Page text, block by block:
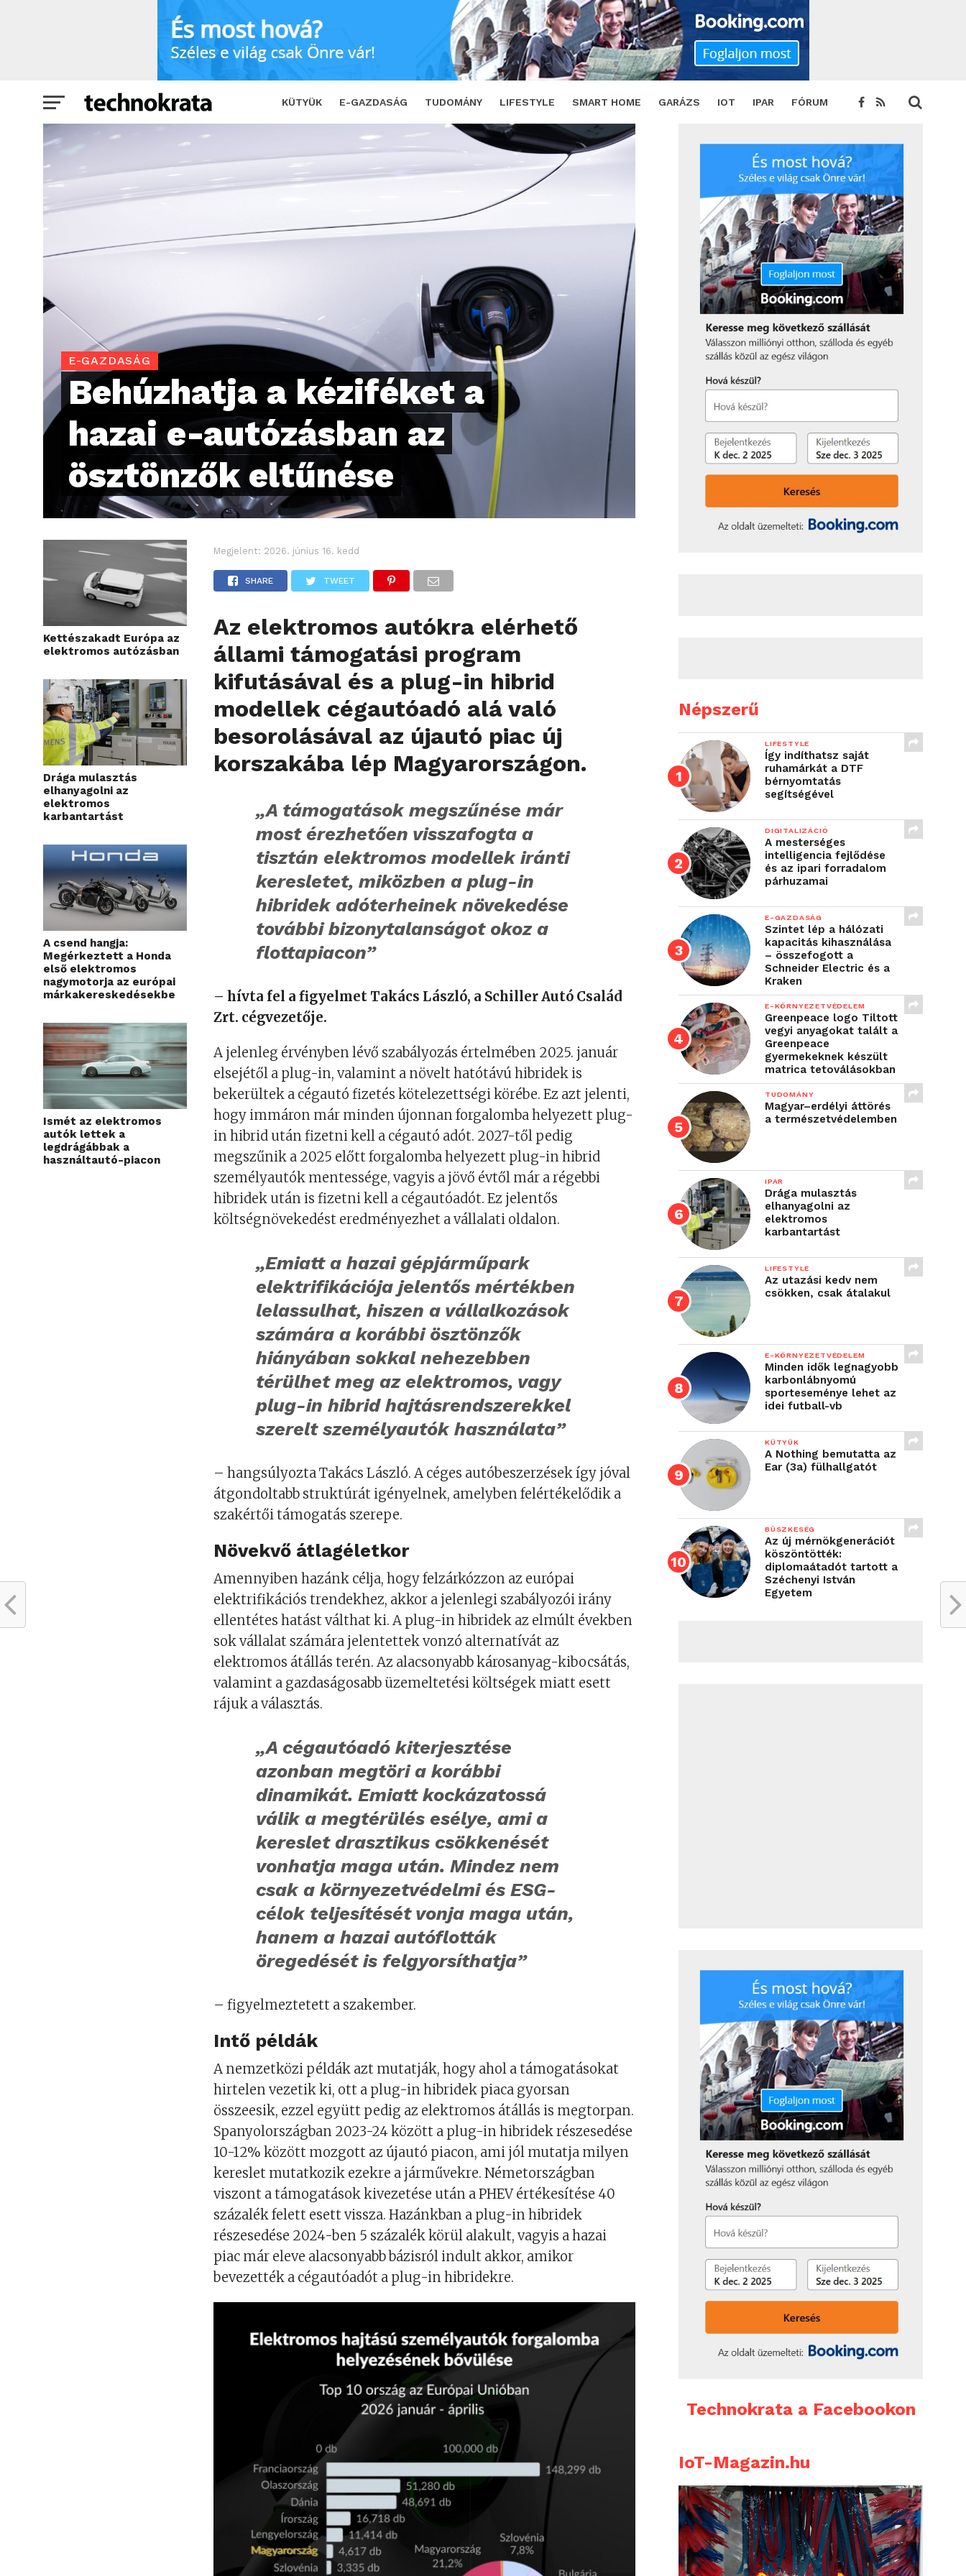
KÜTYÜK E-GAZDASÁG TUDOMÁNY LIFESTYLE SMART HOME GARÁZS IOT IPAR FÓRUM
Behúzhatja a kéziféket a hazai e-autózásban az ösztönzők eltűnése SHARE TWEET
E-GAZDASÁG
Behúzhatja a kéziféket a
hazai e-autózásban az
ösztönzők eltűnése
Kettészakadt Európa az
elektromos autózásban
Drága mulasztás
elhanyagolni az
elektromos
karbantartást
A csend hangja:
Megérkeztett a Honda
első elektromos
nagymotorja az európai
márkakereskedésekbe
Ismét az elektromos
autók lettek a
legdrágábbak a
használtautó-piacon
Megjelent: 2026. június 16. kedd
SHARE TWEET
Az elektromos autókra elérhető
állami támogatási program
kifutásával és a plug-in hibrid
modellek cégautóadó alá való
besorolásával az újautó piac új
korszakába lép Magyarországon.
„A támogatások megszűnése már
most érezhetően visszafogta a
tisztán elektromos modellek iránti
keresletet, miközben a plug-in
hibridek adóterheinek növekedése
további bizonytalanságot okoz a
flottapiacon”
– hívta fel a figyelmet Takács László, a Schiller Autó Család
Zrt. cégvezetője.
A jelenleg érvényben lévő szabályozás értelmében 2025. január
elsejétől a plug-in, valamint a növelt hatótávú hibridek is
bekerültek a cégautó fizetés kötelezettségi körébe. Ez azt jelenti,
hogy immáron már minden újonnan forgalomba helyezett plug-
in hibrid után fizetni kell a cégautó adót. 2027-től pedig
megszűnik a 2025 előtt forgalomba helyezett plug-in hibrid
személyautók mentessége, vagyis a jövő évtől már a régebbi
hibridek után is fizetni kell a cégautóadót. Ez jelentős
költségnövekedést eredményezhet a vállalati oldalon.
„Emiatt a hazai gépjárműpark
elektrifikációja jelentős mértékben
lelassulhat, hiszen a vállalkozások
számára a korábbi ösztönzők
hiányában sokkal nehezebben
térülhet meg az elektromos, vagy
plug-in hibrid hajtásrendszerekkel
szerelt személyautók használata”
– hangsúlyozta Takács László. A céges autóbeszerzések így jóval
átgondoltabb struktúrát igényelnek, amelyben felértékelődik a
szakértői támogatás szerepe.
Növekvő átlagéletkor
Amennyiben hazánk célja, hogy felzárkózzon az európai
elektrifikációs trendekhez, akkor a jelenlegi szabályozói irány
ellentétes hatást válthat ki. A plug-in hibridek az elmúlt években
sok vállalat számára jelentettek vonzó alternatívát az
elektromos átállás terén. Az alacsonyabb károsanyag-kibocsátás,
valamint a gazdaságosabb üzemeltetési költségek miatt esett
rájuk a választás.
„A cégautóadó kiterjesztése
azonban megtöri a korábbi
dinamikát. Emiatt kockázatossá
válik a megtérülés esélye, ami a
kereslet drasztikus csökkenését
vonhatja maga után. Mindez nem
csak a környezetvédelmi és ESG-
célok teljesítését vonja maga után,
hanem a hazai autóflották
öregedését is felgyorsíthatja”
– figyelmeztetett a szakember.
Intő példák
A nemzetközi példák azt mutatják, hogy ahol a támogatásokat
hirtelen vezetik ki, ott a plug-in hibridek piaca gyorsan
összeesik, ezzel együtt pedig az elektromos átállás is megtorpan.
Spanyolországban 2023-24 között a plug-in hibridek részesedése
10-12% között mozgott az újautó piacon, ami jól mutatja milyen
kereslet mutatkozik ezekre a járművekre. Németországban
viszont a támogatások kivezetése után a PHEV értékesítése 40
százalék felett esett vissza. Hazánkban a plug-in hibridek
részesedése 2024-ben 5 százalék körül alakult, vagyis a hazai
piac már eleve alacsonyabb bázisról indult akkor, amikor
bevezették a cégautóadót a plug-in hibridekre.
Népszerű
LIFESTYLE
Így indíthatsz saját
ruhamárkát a DTF
bérnyomtatás
segítségével
DIGITALIZÁCIÓ
A mesterséges
intelligencia fejlődése
és az ipari forradalom
párhuzamai
E-GAZDASÁG
Szintet lép a hálózati
kapacitás kihasználása
– összefogott a
Schneider Electric és a
Kraken
E-KÖRNYEZETVÉDELEM
Greenpeace logo Tiltott
vegyi anyagokat talált a
Greenpeace
gyermekeknek készült
matrica tetoválásokban
TUDOMÁNY
Magyar–erdélyi áttörés
a természetvédelemben
IPAR
Drága mulasztás
elhanyagolni az
elektromos
karbantartást
LIFESTYLE
Az utazási kedv nem
csökken, csak átalakul
E-KÖRNYEZETVÉDELEM
Minden idők legnagyobb
karbonlábnyomú
sporteseménye lehet az
idei futball-vb
KÜTYÜK
A Nothing bemutatta az
Ear (3a) fülhallgatót
BÜSZKESÉG
Az új mérnökgenerációt
köszöntötték:
diplomaátadót tartott a
Széchenyi István
Egyetem
Technokrata a Facebookon
IoT-Magazin.hu